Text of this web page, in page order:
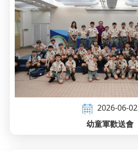
2026-06-02
幼童軍歡送會